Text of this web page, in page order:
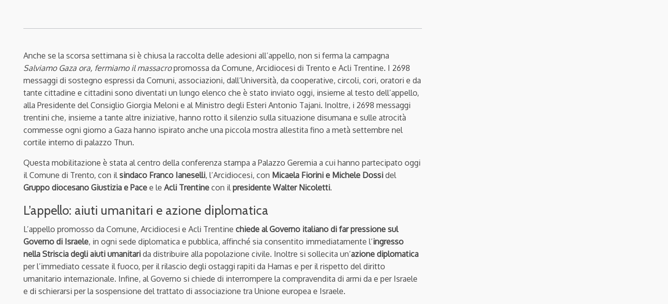
Anche se la scorsa settimana si è chiusa la raccolta delle adesioni all’appello, non si ferma la campagna
Salviamo Gaza ora, fermiamo il massacropromossa da Comune, Arcidiocesi di Trento e Acli Trentine. I 2698
messaggi di sostegno espressi da Comuni, associazioni, dall’Università, da cooperative, circoli, cori, oratori e da
tante cittadine e cittadini sono diventati un lungo elenco che è stato inviato oggi, insieme al testo dell’appello,
alla Presidente del Consiglio Giorgia Meloni e al Ministro degli Esteri Antonio Tajani. Inoltre, i 2698 messaggi
trentini che, insieme a tante altre iniziative, hanno rotto il silenzio sulla situazione disumana e sulle atrocità
commesse ogni giorno a Gaza hanno ispirato anche una piccola mostra allestita fino a metà settembre nel
cortile interno di palazzo Thun.
Questa mobilitazione è stata al centro della conferenza stampa a Palazzo Geremia a cui hanno partecipato oggi
il Comune di Trento, con il sindaco Franco Ianeselli, l’Arcidiocesi, con Micaela Fiorini e Michele Dossi del
Gruppo diocesano Giustizia e Pace e le Acli Trentine con il presidente Walter Nicoletti.
L’appello: aiuti umanitari e azione diplomatica
L’appello promosso da Comune, Arcidiocesi e Acli Trentine chiede al Governo italiano di far pressione sul
Governo di Israele, in ogni sede diplomatica e pubblica, affinché sia consentito immediatamente l’ingresso
nella Striscia degli aiuti umanitari da distribuire alla popolazione civile. Inoltre si sollecita un’azione diplomatica
per l’immediato cessate il fuoco, per il rilascio degli ostaggi rapiti da Hamas e per il rispetto del diritto
umanitario internazionale. Infine, al Governo si chiede di interrompere la compravendita di armi da e per Israele
e di schierarsi per la sospensione del trattato di associazione tra Unione europea e Israele.